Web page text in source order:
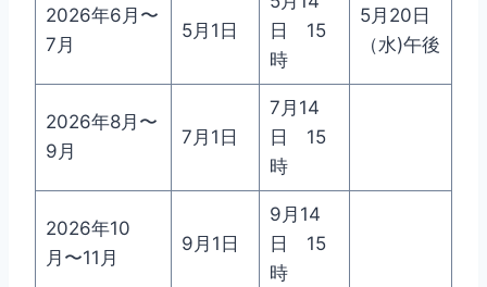
2026年6月〜
7月
5月1日
日 15
時
5月20日
（水)午後
2026年8月〜
9月
7月1日
7月14
日 15
時
2026年10
月〜11月
9月1日
9月14
日 15
時